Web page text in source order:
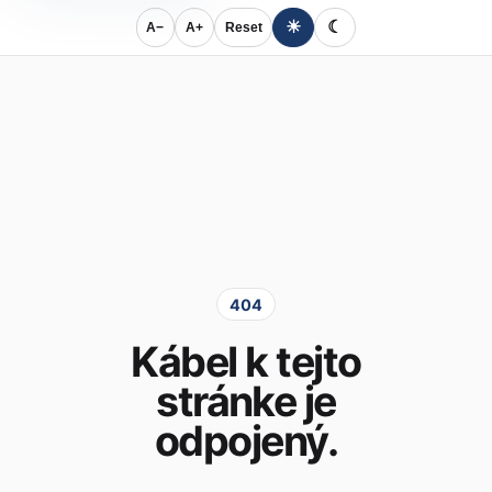
A− A+ Reset ☀ ☾
404
Kábel k tejto
stránke je
odpojený.